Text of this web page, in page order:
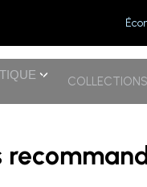
COLLECTIONS